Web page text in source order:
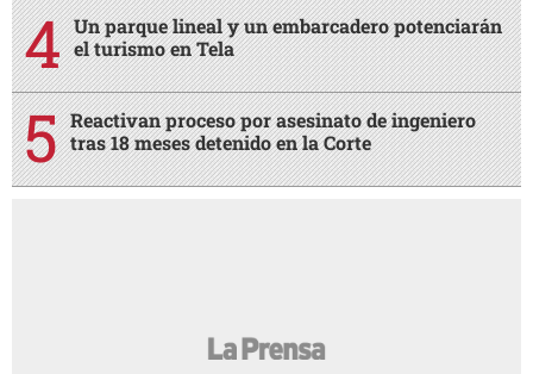
Un parque lineal y un embarcadero potenciarán
el turismo en Tela
Reactivan proceso por asesinato de ingeniero
tras 18 meses detenido en la Corte